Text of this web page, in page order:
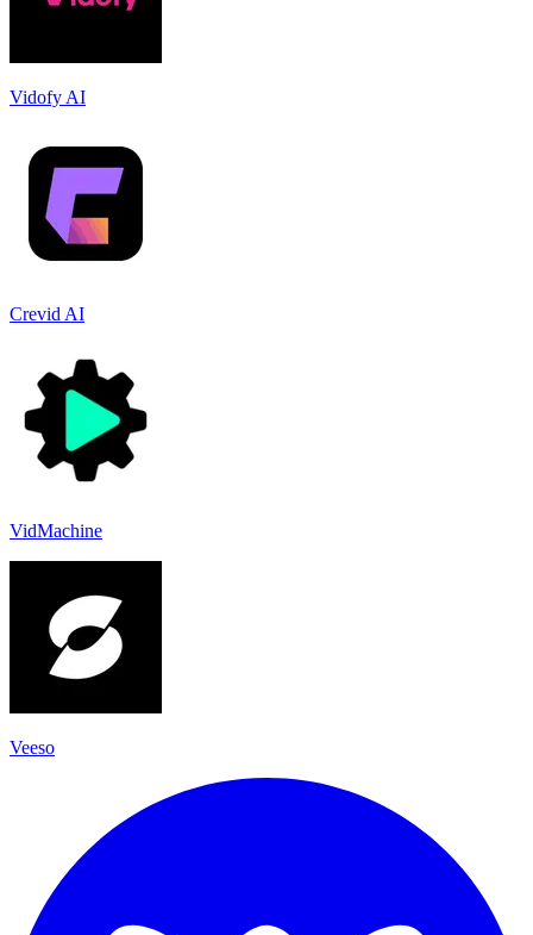
Vidofy AI
Crevid AI
VidMachine
Veeso